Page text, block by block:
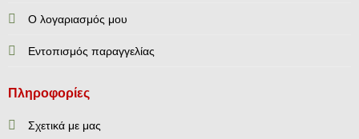
Ο λογαριασμός μου
Εντοπισμός παραγγελίας
Πληροφορίες
Σχετικά με μας